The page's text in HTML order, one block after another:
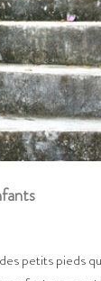
petits pieds